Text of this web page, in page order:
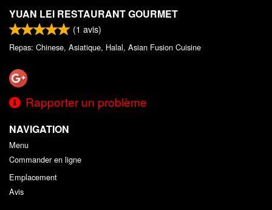
YUAN LEI RESTAURANT GOURMET
(1 avis)
Repas: Chinese, Asiatique, Halal, Asian Fusion Cuisine
Rapporter un problème
NAVIGATION
Menu
Commander en ligne
Emplacement
Avis